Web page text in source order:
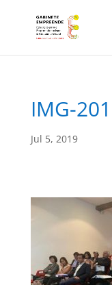
IMG-
Jul 5, 2019